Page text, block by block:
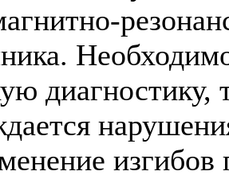
диагностику,
изгибов